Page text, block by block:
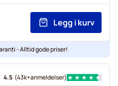
Legg i kurv
- Alltid gode priser!
4.5 (43k+anmeldelser)